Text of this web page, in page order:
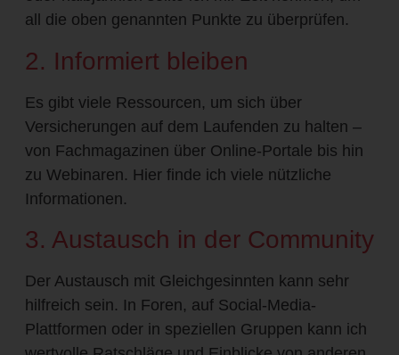
all die oben genannten Punkte zu überprüfen.
2. Informiert bleiben
Es gibt viele Ressourcen, um sich über
Versicherungen auf dem Laufenden zu halten –
von Fachmagazinen über Online-Portale bis hin
zu Webinaren. Hier finde ich viele nützliche
Informationen.
3. Austausch in der Community
Der Austausch mit Gleichgesinnten kann sehr
hilfreich sein. In Foren, auf Social-Media-
Plattformen oder in speziellen Gruppen kann ich